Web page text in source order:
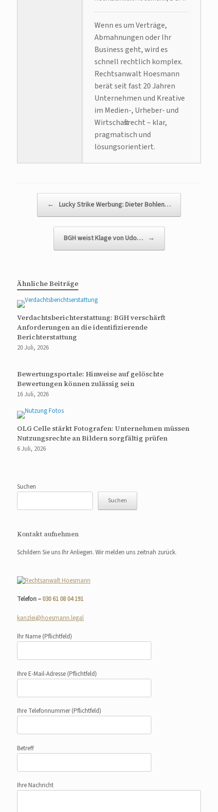
Wenn es um Verträge,
Abmahnungen oder Ihr
Business geht, wird es
schnell rechtlich komplex.
Rechtsanwalt Hoesmann
berät seit fast 20 Jahren
Unternehmen und Kreative
im Medien-, Urheber- und
Wirtschaftsrecht – klar,
pragmatisch und
lösungsorientiert.
← Lucky Strike Werbung: Dieter Bohlen…
BGH weist Klage von Udo… →
Ähnliche Beiträge
Verdachtsberichterstattung: BGH verschärft
Anforderungen an die identifizierende
Berichterstattung
20 Juli, 2026
Bewertungsportale: Hinweise auf gelöschte
Bewertungen können zulässig sein
16 Juli, 2026
OLG Celle stärkt Fotografen: Unternehmen müssen
Nutzungsrechte an Bildern sorgfältig prüfen
6 Juli, 2026
Suchen
Suchen
Kontakt aufnehmen
Schildern Sie uns Ihr Anliegen. Wir melden uns zeitnah zurück.
Telefon –030 61 08 04 191
kanzlei@hoesmann.legal
Ihr Name (Pflichtfeld)
Ihre E-Mail-Adresse (Pflichtfeld)
Ihre Telefonnummer(Pflichtfeld)
Betreff
Ihre Nachricht